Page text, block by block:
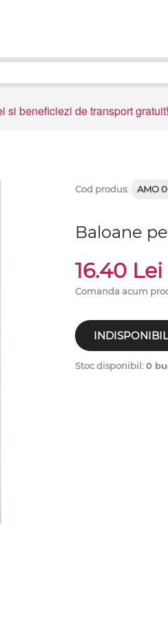
si beneficiezi de transport gratuit!
Cod produs: AMO
Baloane
16.40 Lei
Comanda acum
INDISPONIBIL
Stoc disponibil:0